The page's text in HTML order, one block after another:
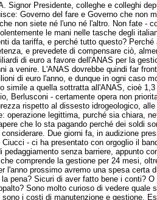
Signor Presidente, colleghe e colleghi
Governo del fare e Governo che non
non siete né l'uno né l'altro. Non fate -
le mani nelle tasche degli
da tariffa, e perché tutto questo?
e prevedete di compensare ciò,
di euro a favore dell'ANAS per la
a venire. L'ANAS dovrebbe quindi far
di euro l'anno, e dunque in ogni caso
simile a quella sottratta all'ANAS, cioè
Berlusconi - certamente opera non
rispetto al dissesto idrogeologico,
operazione legittima, purché sia chiara,
che lo sta pagando perché dei soldi
Due giorni fa, in audizione
- ci ha presentato con orgoglio il
pedaggiamento senza barriere, appunto
comprende la gestione per 24 mesi,
l'anno prossimo avremo una spesa
pena? Sicuri di aver fatto bene i conti?
Sono molto curioso di vedere
sono i costi di manutenzione e gestione.